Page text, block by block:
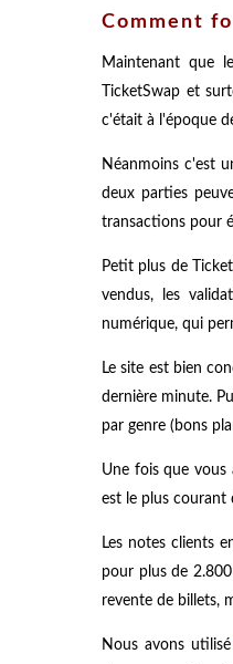
Comment
Maintenant que
TicketSwap et
c'était à l'époque
Néanmoins c'est
deux parties
transactions pour
Petit plus de
vendus, les
numérique, qui
Le site est bien
dernière minute.
par genre (bons
Une fois que vous
est le plus courant
Les notes clients
pour plus de
revente de billets,
Nous avons